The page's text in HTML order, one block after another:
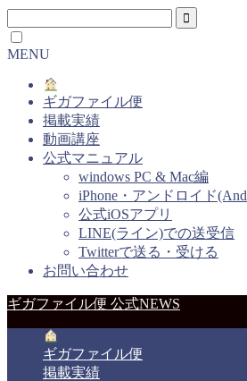
MENU
ギガファイル便
掲載実績
動画講座
公式マニュアル
windows PC & Mac編
iPhone・アンドロイド
公式iOSアプリ
LINE(ライン)での送受信
Twitterで送る・受ける
お問い合わせ
ギガファイル便 公式NEWS
ギガファイル便
掲載実績